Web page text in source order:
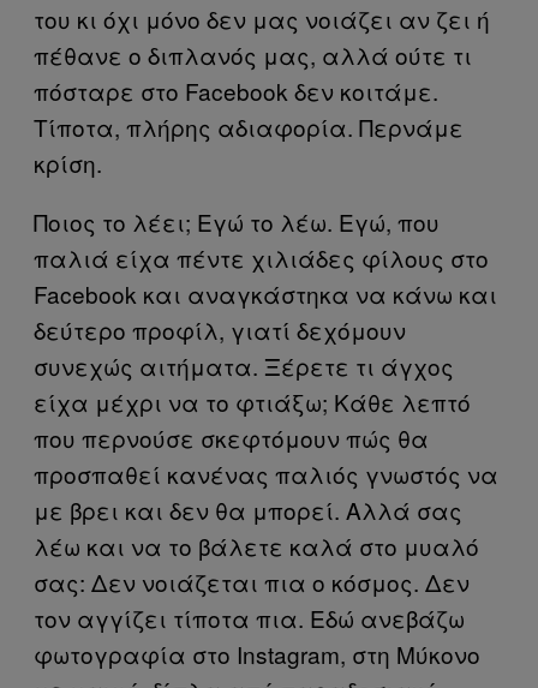
του κι όχι μόνο δεν μας νοιάζει αν ζει ή
πέθανε ο διπλανός μας, αλλά ούτε τι
πόσταρε στο Facebook δεν κοιτάμε.
Τίποτα, πλήρης αδιαφορία. Περνάμε
κρίση.
Ποιος το λέει; Εγώ το λέω. Εγώ, που
παλιά είχα πέντε χιλιάδες φίλους στο
Facebook και αναγκάστηκα να κάνω και
δεύτερο προφίλ, γιατί δεχόμουν
συνεχώς αιτήματα. Ξέρετε τι άγχος
είχα μέχρι να το φτιάξω; Κάθε λεπτό
που περνούσε σκεφτόμουν πώς θα
προσπαθεί κανένας παλιός γνωστός να
με βρει και δεν θα μπορεί. Αλλά σας
λέω και να το βάλετε καλά στο μυαλό
σας: Δεν νοιάζεται πια ο κόσμος. Δεν
τον αγγίζει τίποτα πια. Εδώ ανεβάζω
φωτογραφία στο Instagram, στη Μύκονο